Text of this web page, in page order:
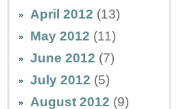
April 2012 (13)
May 2012 (11)
June 2012 (7)
July 2012 (5)
August 2012 (9)